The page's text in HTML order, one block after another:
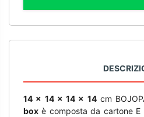
14 x 14 x 14 x 14cm
boxè composta da cartone E